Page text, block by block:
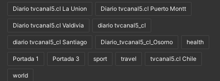
Diario tvcanal5.cl La Union Diario tvcanal5.cl Puerto Montt
Diario tvcanal5.cl Valdivia diario tvcanal5_cl
diario tvcanal5_cl Santiago Diario_tvcanal5_cl_Osorno health
Portada 1 Portada 3 sport travel tvcanal5.cl Chile
world